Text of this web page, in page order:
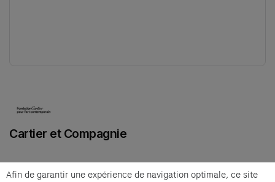
Cartier et Compagnie
Afin de garantir une expérience de navigation optimale, ce site